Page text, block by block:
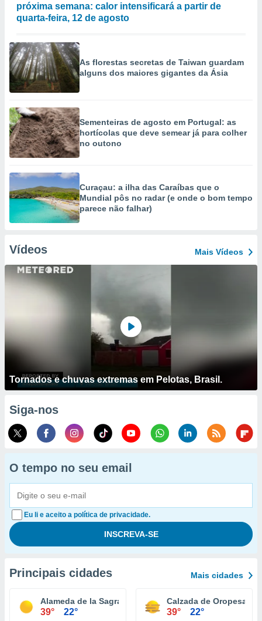
próxima semana: calor intensificará a partir de
quarta-feira, 12 de agosto
As florestas secretas de Taiwan guardam
alguns dos maiores gigantes da Ásia
Sementeiras de agosto em Portugal: as
hortícolas que deve semear já para colher
no outono
Curaçau: a ilha das Caraíbas que o
Mundial pôs no radar (e onde o bom tempo
parece não falhar)
Vídeos Mais Vídeos
Tornados e chuvas extremas em Pelotas, Brasil.
Siga-nos
O tempo no seu email
Eu li e aceito a política de privacidade.
Principais cidades Mais cidades
Alameda de la Sagra
39° 22°
Calzada de Oropesa
39° 22°